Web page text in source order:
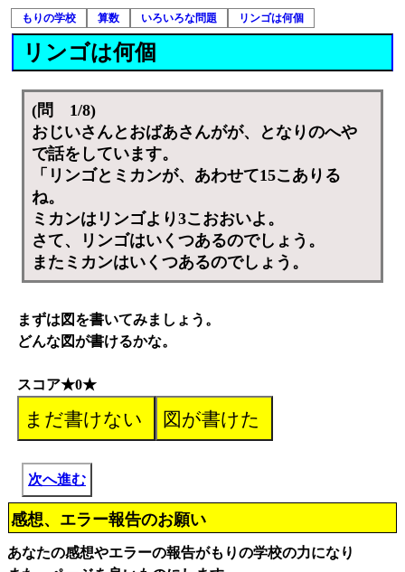
もりの学校 算数 いろいろな問題 リンゴは何個
リンゴは何個
(問 1/8)
おじいさんとおばあさんがが、となりのへや
で話をしています。
「リンゴとミカンが、あわせて15こありる
ね。
ミカンはリンゴより3こおおいよ。
さて、リンゴはいくつあるのでしょう。
またミカンはいくつあるのでしょう。
まずは図を書いてみましょう。
どんな図が書けるかな。
スコア★0★
次へ進む
感想、エラー報告のお願い
あなたの感想やエラーの報告がもりの学校の力になり